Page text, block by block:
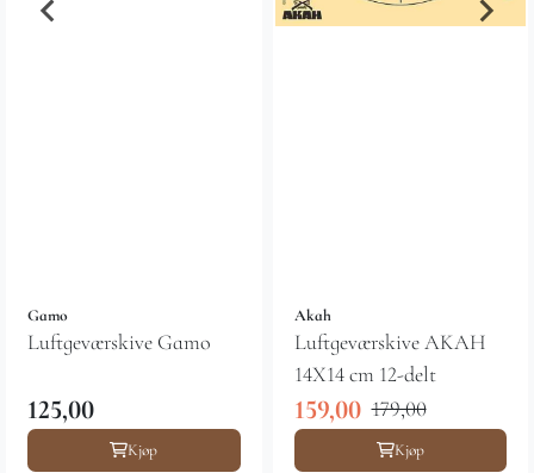
Gamo
Luftgeværskive Gamo
125,00
Kjøp
Akah
Luftgeværskive AKAH
14X14 cm 12-delt
159,00 179,00
Kjøp